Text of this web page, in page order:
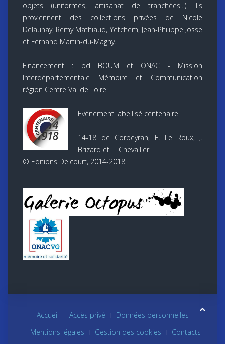
objets (uniformes, artisanat de tranchées...). Ils
proviennent des collections privées de Nicole
Delaunay, Remy Mathiaud, Yetchem, Jean-Philippe Josse
et Fernand Martin-du-Magny.
Financement : bd BOUM et ONAC - Mission
Interdépartementale Mémoire et Communication
région Centre Val de Loire
Evénement labellisé centenaire
14-18 de Corbeyran, E. Le Roux, J.
Brizard et L. Chevallier
© Editions Delcourt, 2014-2018.
Accueil Accès privé
Données personnelles
Mentions légales
Gestion des cookies Contacts